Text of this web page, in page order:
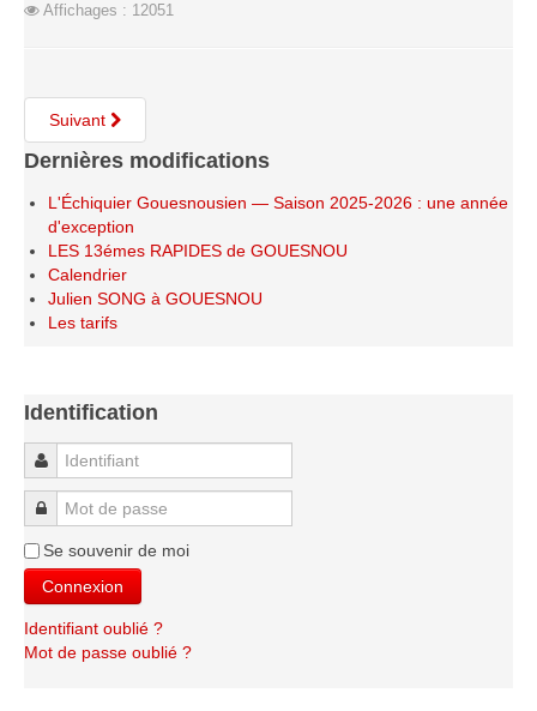
Le Challenge 2012-2013
Les tournois internes
Bretagne Jeunes 2012
Les compétitions
Les équipes Adultes
Les équipes Jeunes
Les championnats individuels
Les tournois
Les stages
Les galeries
Les infos
Affichages : 12051
Suivant
Dernières modifications
L'Échiquier Gouesnousien — Saison 2025-2026 : une année
d'exception
LES 13émes RAPIDES de GOUESNOU
Calendrier
Julien SONG à GOUESNOU
Les tarifs
Identification
Identifiant
Mot de passe
Se souvenir de moi
Connexion
Identifiant oublié ?
Mot de passe oublié ?